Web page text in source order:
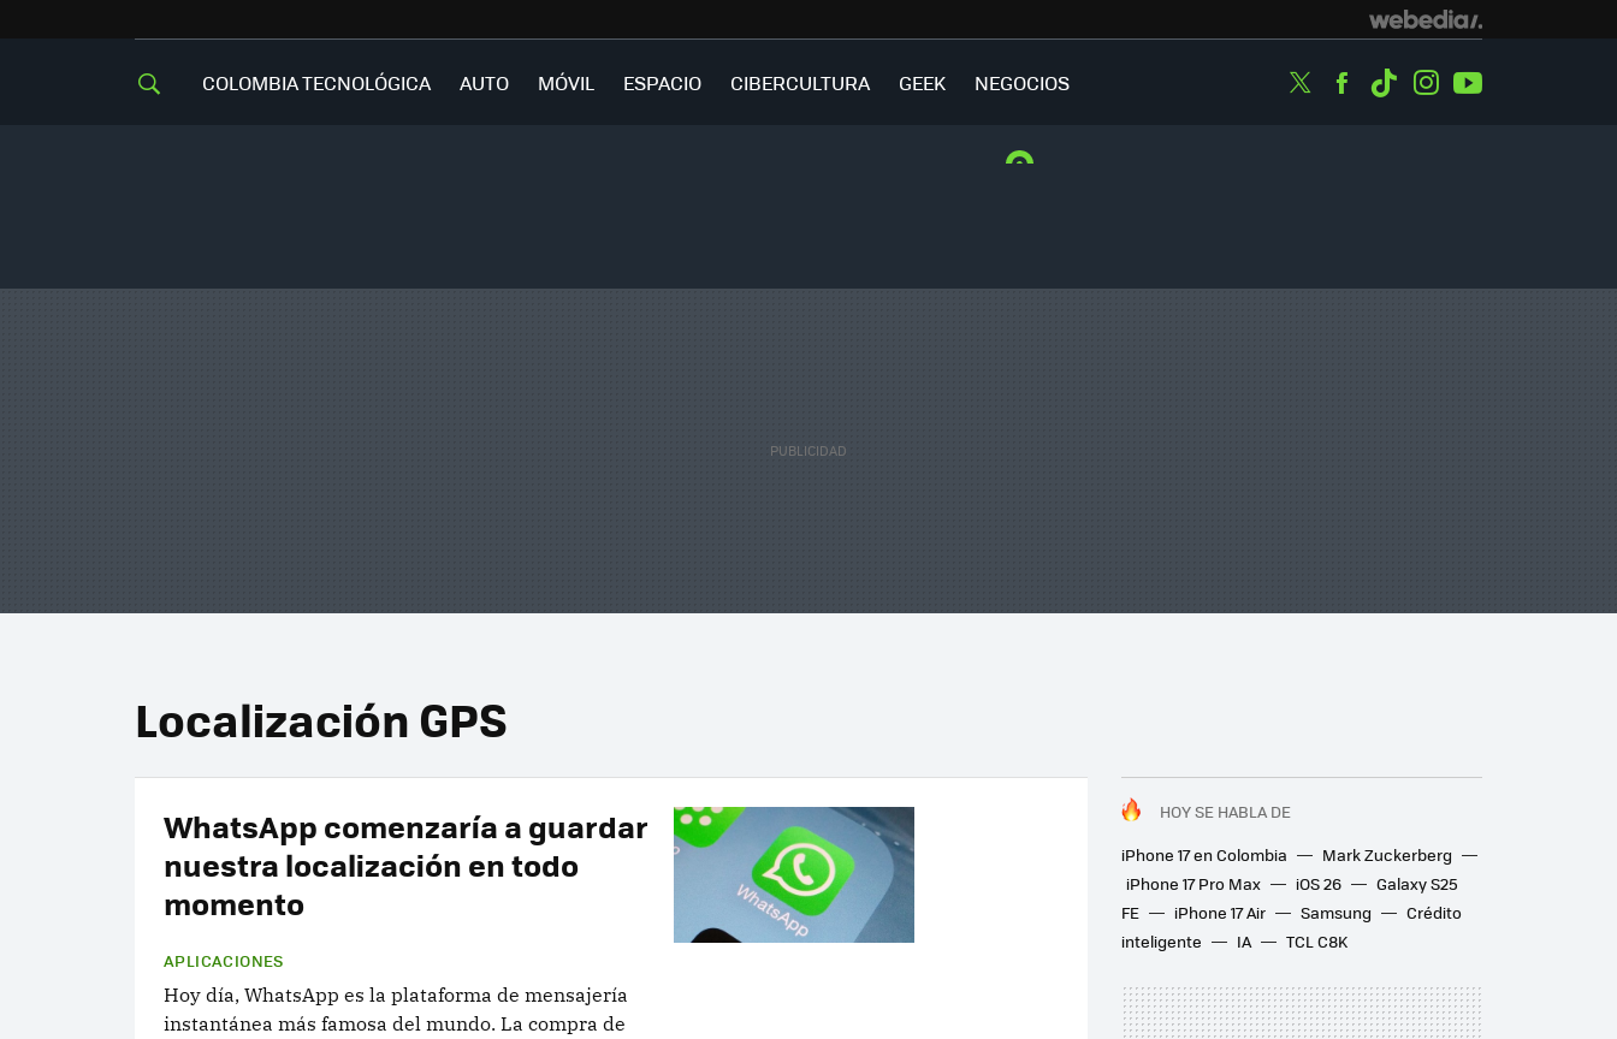
COLOMBIA TECNOLÓGICA AUTO MÓVIL ESPACIO CIBERCULTURA GEEK NEGOCIOS TwitterFacebook
TiktokInstagram
Localización GPS
HOY SE HABLA DE
iPhone 17 en Colombia
Mark Zuckerberg
iPhone 17 Pro Max
iOS 26
Galaxy S25
FE
iPhone 17 Air Samsung
Crédito
inteligente
IA TCL C8K
WhatsApp comenzaría a guardar
nuestra localización en todo
momento
APLICACIONES
Hoy día, WhatsApp es la plataforma de mensajería
instantánea más famosa del mundo. La compra de